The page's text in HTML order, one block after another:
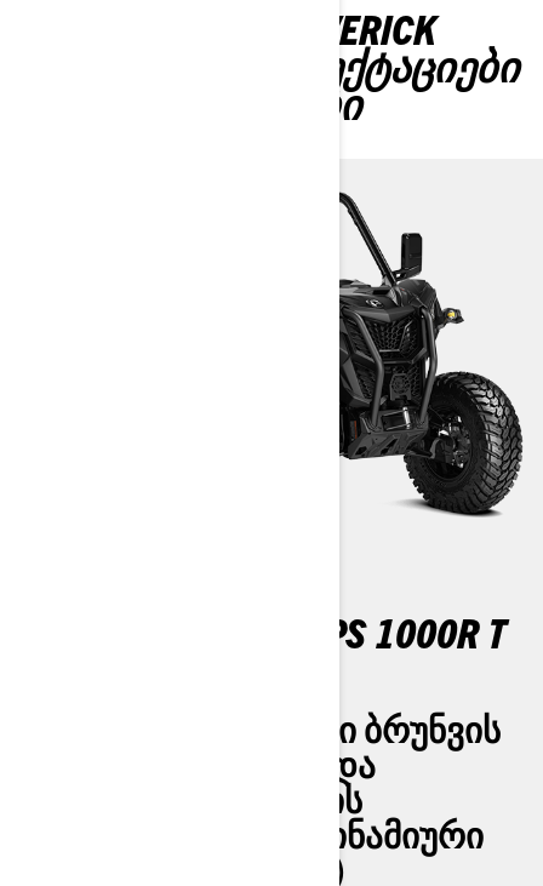
ᲐᲦᲛᲝᲐᲩᲘᲜᲔᲗ MAVERICK
SPORT-ᲘᲡ ᲙᲝᲛᲞᲚᲔᲥᲢᲐᲪᲘᲔᲑᲘ
& ᲡᲞᲔᲪᲘᲤᲘᲙᲐᲪᲘᲔᲑᲘ
MAVERICK SPORT DPS 1000R T
ᲜᲐᲑᲘᲯ-ᲜᲐᲑᲘᲯ. ᲛᲐᲦᲐᲚᲘ ᲑᲠᲣᲜᲕᲘᲡ
ROTAX® ᲡᲘᲛᲫᲚᲐᲕᲠᲔ ᲓᲐ
ᲗᲐᲕᲓᲐᲯᲔᲠᲔᲑᲣᲚᲝᲑᲘᲡ
ᲨᲗᲐᲛᲐᲒᲝᲜᲔᲑᲔᲚᲘ ᲓᲘᲜᲐᲛᲘᲣᲠᲘ
ᲔᲚᲔᲥᲢᲠᲝ ᲡᲐᲭᲔ (DPS)